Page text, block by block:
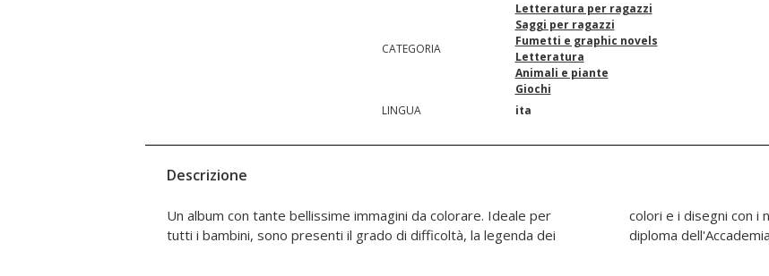
CATEGORIA
Letteratura per ragazzi
Saggi per ragazzi
Fumetti e graphic novels
Letteratura
Animali e piante
Giochi
LINGUA
ita
Descrizione
Un album con tante bellissime immagini da colorare. Ideale per
tutti i bambini, sono presenti il grado di difficoltà, la legenda dei
colori e i disegni con i numeri. Colora tutto e alla fine avrai il
diploma